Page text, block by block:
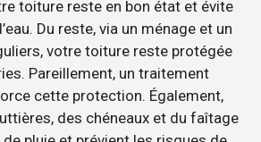
toiture reste en bon état et évite
Du reste, via un ménage et un
votre toiture reste protégée
Pareillement, un traitement
cette protection. Également,
des chéneaux et du faîtage